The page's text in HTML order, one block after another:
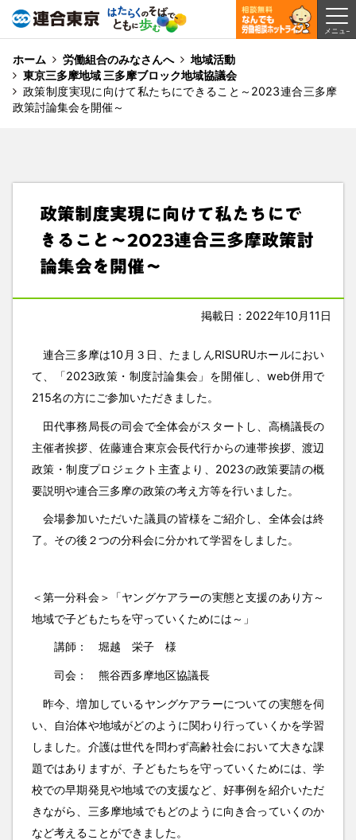
ホーム 労働組合のみなさんへ
地域活動
東京三多摩地域 三多摩ブロック地域協議会
政策制度実現に向けて私たちにできること～2023連合三多摩
政策討論集会を開催～
政策制度実現に向けて私たちにで
きること～2023連合三多摩政策討
論集会を開催～
掲載日：2022年10月11日
連合三多摩は10月３日、たましんRISURUホールにおい
て、「2023政策・制度討論集会」を開催し、web併用で
215名の方にご参加いただきました。
田代事務局長の司会で全体会がスタートし、高橋議長の
主催者挨拶、佐藤連合東京会長代行からの連帯挨拶、渡辺
政策・制度プロジェクト主査より、2023の政策要請の概
要説明や連合三多摩の政策の考え方等を行いました。
会場参加いただいた議員の皆様をご紹介し、全体会は終
了。その後２つの分科会に分かれて学習をしました。
＜第一分科会＞「ヤングケアラーの実態と支援のあり方～
地域で子どもたちを守っていくためには～」
講師： 堀越 栄子 様
司会： 熊谷西多摩地区協議長
昨今、増加しているヤングケアラーについての実態を伺
い、自治体や地域がどのように関わり行っていくかを学習
しました。介護は世代を問わず高齢社会において大きな課
題ではありますが、子どもたちを守っていくためには、学
校での早期発見や地域での支援など、好事例を紹介いただ
きながら、三多摩地域でもどのように向き合っていくのか
など考えることができました。